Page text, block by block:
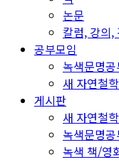
논문
칼럼, 강의,
공부모임
녹색문명
새 자연철
게시판
새 자연철
녹색문명
녹색 책/영